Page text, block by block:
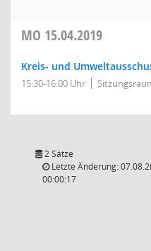
MO 15.04.2019
Kreis- und
15:30-16:00 Uhr
2 Sätze
Letzte Änderung:
00:00:17